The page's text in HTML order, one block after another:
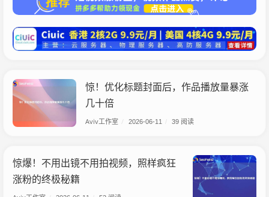
惊！优化标题封面后，作品播放量暴涨
几十倍
Aviv工作室 2026-06-11 39 阅读
惊爆！不用出镜不用拍视频，照样疯狂
涨粉的终极秘籍